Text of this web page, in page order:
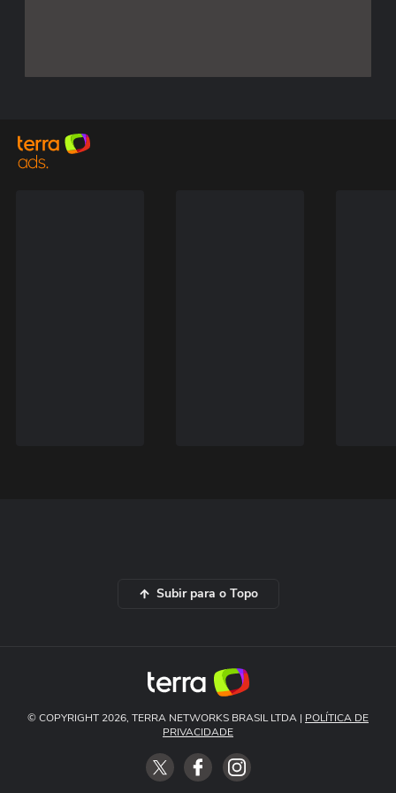
Subir para o Topo
© COPYRIGHT 2026, TERRA NETWORKS BRASIL LTDA | POLÍTICA DE
PRIVACIDADE